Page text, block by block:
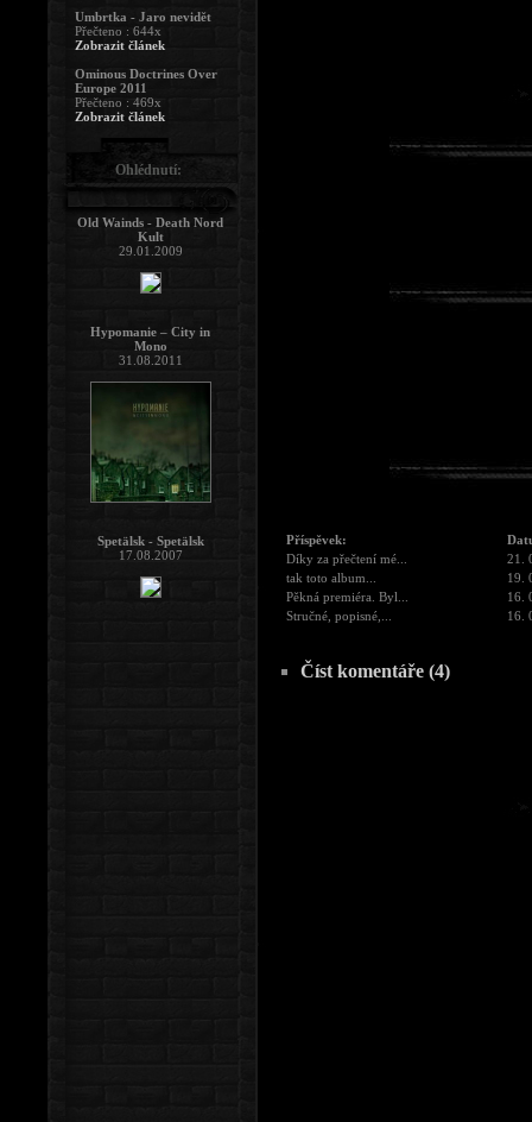
Příspěvek:
Díky za přečtení mé...
21.
tak toto album...
19.
Pěkná premiéra. Byl...
16.
Stručné, popisné,...
16.
Číst komentáře (4)
Umbrtka - Jaro nevidět
Přečteno : 644x
Zobrazit článek
Ominous Doctrines Over
Europe 2011
Přečteno : 469x
Zobrazit článek
Ohlédnutí:
Old Wainds - Death Nord
Kult
29.01.2009
Hypomanie – City in
Mono
31.08.2011
Spetälsk - Spetälsk
17.08.2007